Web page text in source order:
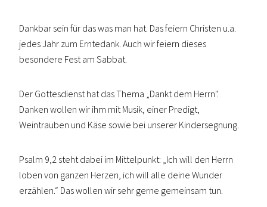
Dankbar sein für das was man hat. Das feiern Christen u.a.
jedes Jahr zum Erntedank. Auch wir feiern dieses
besondere Fest am Sabbat.
Der Gottesdienst hat das Thema „Dankt dem Herrn".
Danken wollen wir ihm mit Musik, einer Predigt,
Weintrauben und Käse sowie bei unserer Kindersegnung.
Psalm 9,2 steht dabei im Mittelpunkt: „Ich will den Herrn
loben von ganzen Herzen, ich will alle deine Wunder
erzählen.“ Das wollen wir sehr gerne gemeinsam tun.